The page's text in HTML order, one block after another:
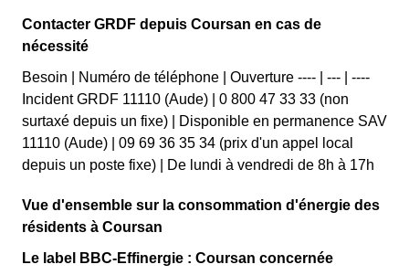
Contacter GRDF depuis Coursan en cas de
nécessité
Besoin | Numéro de téléphone | Ouverture ---- | --- | ----
Incident GRDF 11110 (Aude) | 0 800 47 33 33 (non
surtaxé depuis un fixe) | Disponible en permanence SAV
11110 (Aude) | 09 69 36 35 34 (prix d'un appel local
depuis un poste fixe) | De lundi à vendredi de 8h à 17h
Vue d'ensemble sur la consommation d'énergie des
résidents à Coursan
Le label BBC-Effinergie : Coursan concernée